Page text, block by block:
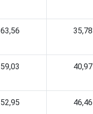
63,56 35,78
59,03 40,97
52,95 46,46